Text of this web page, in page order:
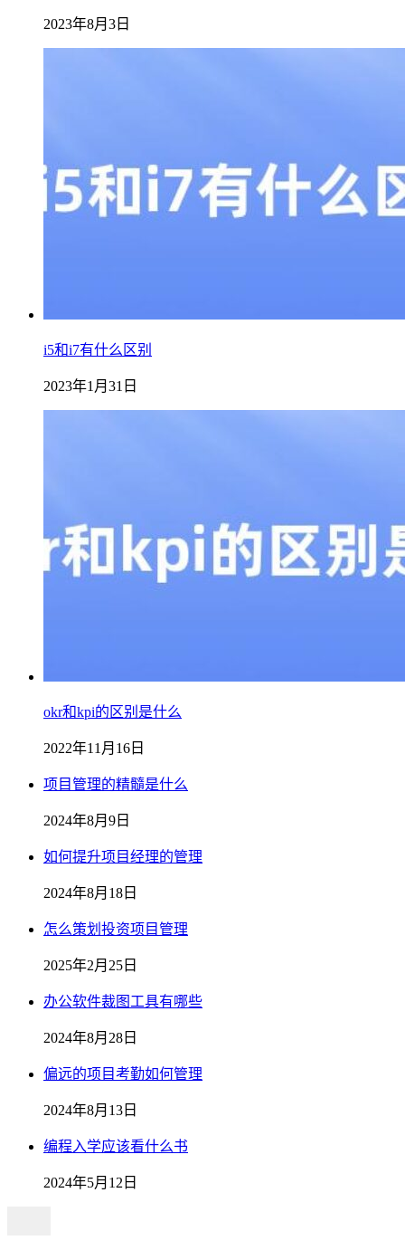
2023年8月3日
i5和i7有什么区别
2023年1月31日
okr和kpi的区别是什么
2022年11月16日
项目管理的精髓是什么
2024年8月9日
如何提升项目经理的管理
2024年8月18日
怎么策划投资项目管理
2025年2月25日
办公软件裁图工具有哪些
2024年8月28日
偏远的项目考勤如何管理
2024年8月13日
编程入学应该看什么书
2024年5月12日